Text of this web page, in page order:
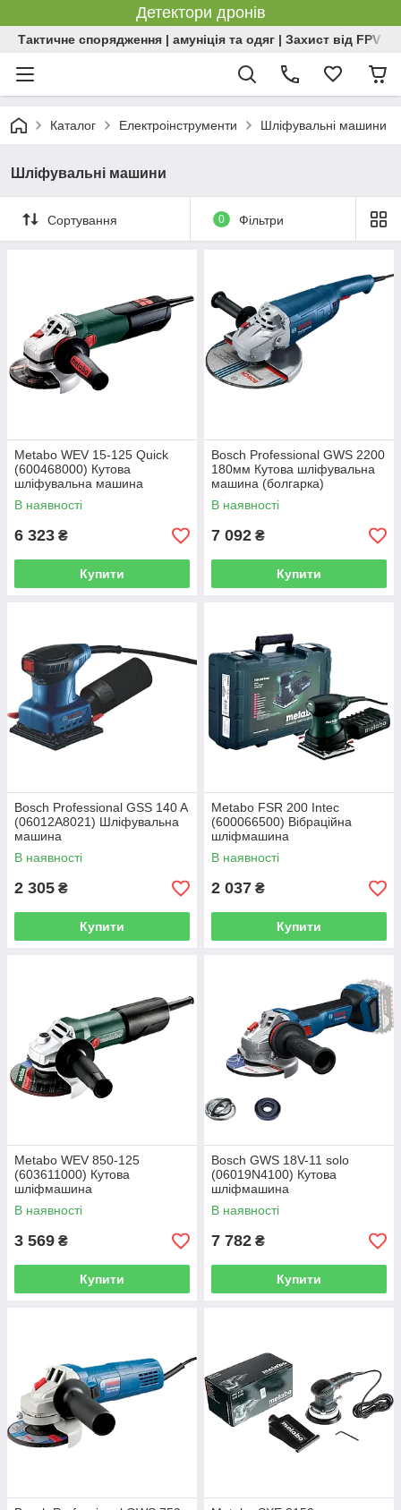
Детектори дронів
Тактичне спорядження | амуніція та одяг | Захист від FPV |
Каталог Електроінструменти Шліфувальні машини
Шліфувальні машини
Сортування 0 Фільтри
Metabo WEV 15-125 Quick
(600468000) Кутова
шліфувальна машина
В наявності
6 323 ₴
Купити
Bosch Professional GWS 2200
180мм Кутова шліфувальна
машина (болгарка)
В наявності
7 092 ₴
Купити
Bosch Professional GSS 140 A
(06012A8021) Шліфувальна
машина
В наявності
2 305 ₴
Купити
Metabo FSR 200 Intec
(600066500) Вібраційна
шліфмашина
В наявності
2 037 ₴
Купити
Metabo WEV 850-125
(603611000) Кутова
шліфмашина
В наявності
3 569 ₴
Купити
Bosch GWS 18V-11 solo
(06019N4100) Кутова
шліфмашина
В наявності
7 782 ₴
Купити